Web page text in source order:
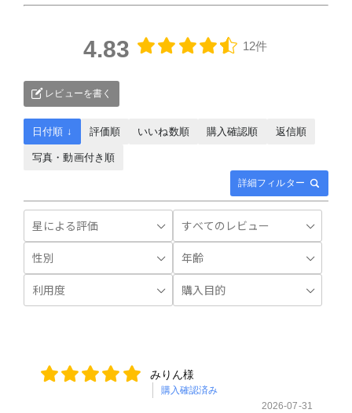
4.83 12件
レビューを書く
詳細フィルター
日付順 ↓ 評価順 いいね数順 購入確認順 返信順
写真・動画付き順
みりん様
購入確認済み
2026-07-31